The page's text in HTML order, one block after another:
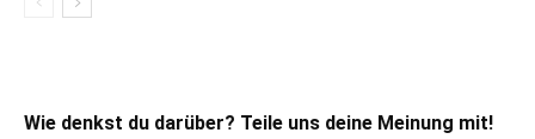
Wie denkst du darüber? Teile uns deine Meinung mit!